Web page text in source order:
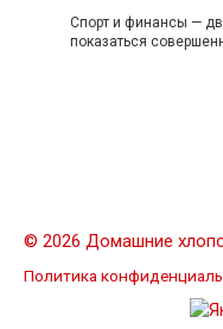
Спорт и финансы —
показаться
© 2026 Домашние
Политика